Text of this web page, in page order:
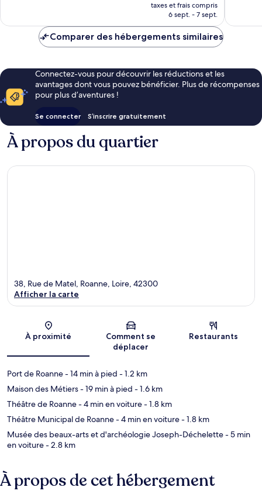
prix
de
taxes et frais compris
6 sept. - 7 sept.
Comparer des hébergements similaires
Connectez-vous pour découvrir les réductions et les
avantages dont vous pouvez bénéficier. Plus de récompenses
pour plus d’aventures !
Se connecter S’inscrire gratuitement
À propos du quartier
Carte
38, Rue de Matel, Roanne, Loire, 42300
Afficher la carte
À proximité
Comment se
déplacer
Restaurants
Port de Roanne- 14 min à pied - 1.2 km
Maison des Métiers- 19 min à pied - 1.6 km
Théâtre de Roanne- 4 min en voiture- 1.8 km
Théâtre Municipal de Roanne- 4 min en voiture- 1.8 km
Musée des beaux-arts et d'archéologie Joseph-Déchelette- 5 min
en voiture- 2.8 km
À propos de cet hébergement